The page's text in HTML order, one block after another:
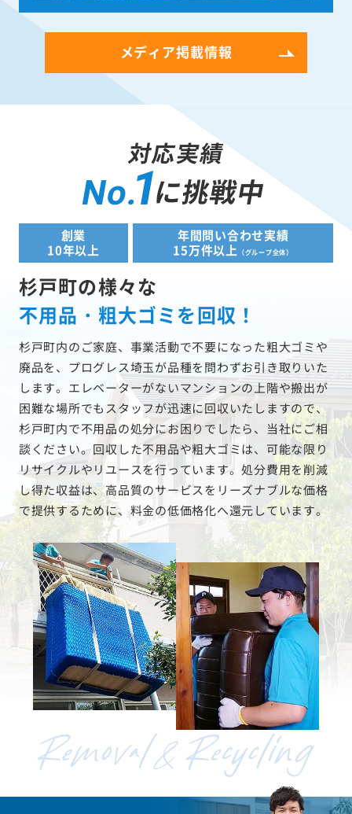
メディア掲載情報
対応実績
No.1に挑戦中
創業
10年以上
年間問い合わせ実績
15万件以上
（グループ全体）
杉戸町の様々な
不用品・粗大ゴミを回収！
杉戸町内のご家庭、事業活動で不要になった粗大ゴミや
廃品を、プログレス埼玉が品種を問わずお引き取りいた
します。エレベーターがないマンションの上階や搬出が
困難な場所でもスタッフが迅速に回収いたしますので、
杉戸町内で不用品の処分にお困りでしたら、当社にご相
談ください。回収した不用品や粗大ゴミは、可能な限り
リサイクルやリユースを行っています。処分費用を削減
し得た収益は、高品質のサービスをリーズナブルな価格
で提供するために、料金の低価格化へ還元しています。